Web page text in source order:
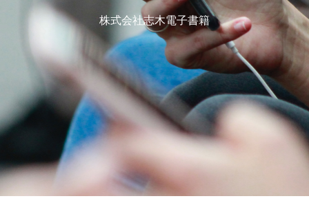
株式会社志木電子書籍